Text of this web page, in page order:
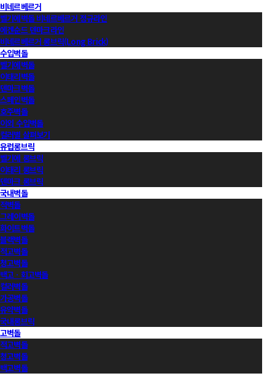
비네르베르거
벨기에벽돌 비네르베르거 정규라인
에겐순드 덴마크라인
비네르베르거 롱브릭(Long Brick)
수입벽돌
벨기에벽돌
이태리벽돌
덴마크벽돌
스페인벽돌
호주벽돌
이외 수입벽돌
컬러별 살펴보기
유럽롱브릭
벨기에 롱브릭
이태리 롱브릭
덴마크 롱브릭
국내벽돌
적벽돌
그레이벽돌
화이트벽돌
블랙벽돌
적고벽돌
청고벽돌
백고ㆍ회고벽돌
컬러벽돌
가공벽돌
유약벽돌
국내롱브릭
고벽돌
적고벽돌
청고벽돌
백고벽돌